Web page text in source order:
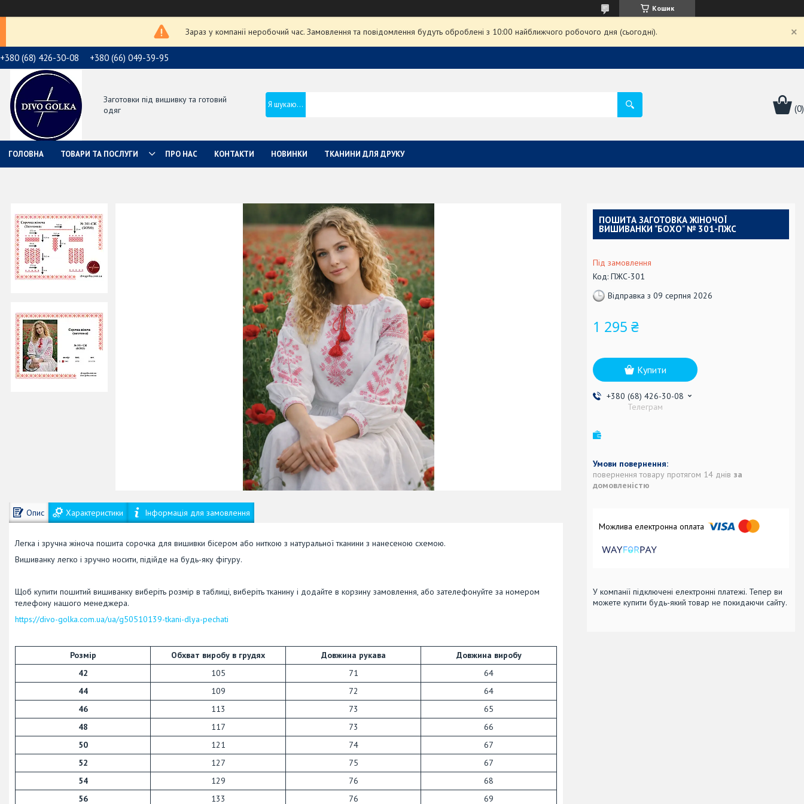
Кошик
Зараз у компанії неробочий час. Замовлення та повідомлення будуть оброблені з 10:00 найближчого робочого дня (сьогодні).
+380 (68) 426-30-08 +380 (66) 049-39-95
Заготовки під вишивку та готовий
одяг
ГОЛОВНА ТОВАРИ ТА ПОСЛУГИ ПРО НАС КОНТАКТИ НОВИНКИ ТКАНИНИ ДЛЯ ДРУКУ
Опис Характеристики Інформація для замовлення
Легка і зручна жіноча пошита сорочка для вишивки бісером або ниткою з натуральної тканини з нанесеною схемою.
Вишиванку легко і зручно носити, підійде на будь-яку фігуру.
Щоб купити пошитий вишиванку виберіть розмір в таблиці, виберіть тканину і додайте в корзину замовлення, або зателефонуйте за номером
телефону нашого менеджера.
https://divo-golka.com.ua/ua/g50510139-tkani-dlya-pechati
Розмір Обхват виробу в грудях Довжина рукава
Довжина виробу
42
105 71
64
44
109 72
64
46
113 73
65
48
117 73
66
50
121 74
67
52
127 75
67
54
129 76
68
56
133 76 69
ПОШИТА ЗАГОТОВКА ЖІНОЧОЇ
ВИШИВАНКИ "БОХО" № 301-ПЖС
Під замовлення
Код: ПЖС-301
Відправка з 09 серпня 2026
1 295 ₴
Купити
+380 (68) 426-30-08
Телеграм
повернення товару протягом 14 днів за
домовленістю
У компанії підключені електронні платежі. Тепер ви
можете купити будь-який товар не покидаючи сайту.